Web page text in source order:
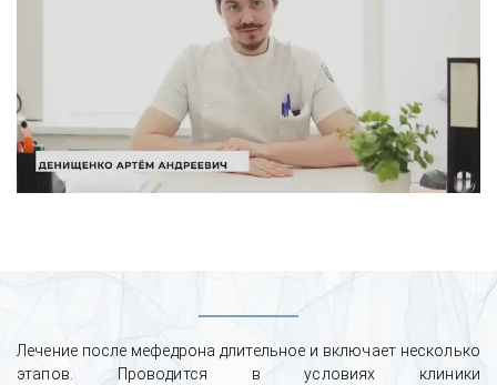
Лечение после мефедрона длительное и включает несколько
этапов. Проводится в условиях клиники